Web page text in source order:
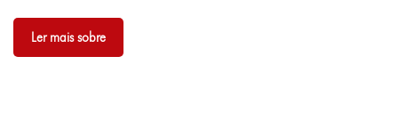
Ler mais sobre